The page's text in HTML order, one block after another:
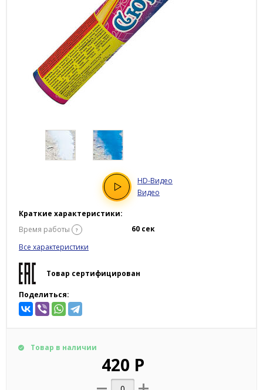
HD-Видео
Видео
Краткие характеристики:
Время работы
?
60 сек
Все характеристики
Товар сертифицирован
Поделиться:
Товар в наличии
420 Р